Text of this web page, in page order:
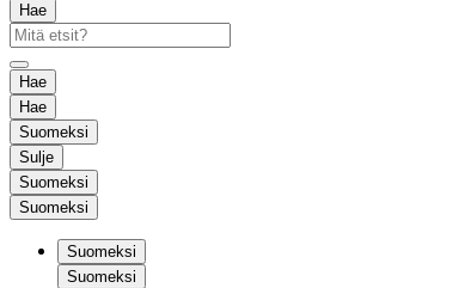
Hae
Hae
Hae
Suomeksi
Sulje
Suomeksi
Suomeksi
Suomeksi
Suomeksi